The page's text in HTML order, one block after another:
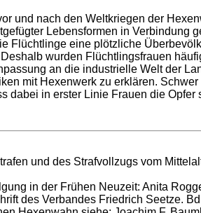
und nach den Weltkriegen der
Lebensformen in Verbindung
Flüchtlinge eine plötzliche
wurden Flüchtlingsfrauen
an die industrielle Welt der
mit Hexenwerk zu erklären.
dabei in erster Linie Frauen die
und des Strafvollzugs vom
in der Frühen Neuzeit: Anita
des Verbandes Friedrich Seetze.